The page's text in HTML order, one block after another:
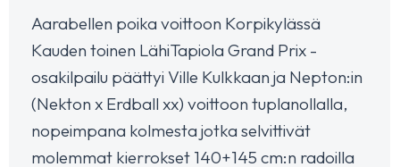
Aarabellen poika voittoon Korpikylässä
Kauden toinen LähiTapiola Grand Prix -
osakilpailu päättyi Ville Kulkkaan ja Nepton:in
(Nekton x Erdball xx) voittoon tuplanollalla,
nopeimpana kolmesta jotka selvittivät
molemmat kierrokset 140+145 cm:n radoilla